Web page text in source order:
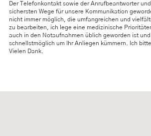
Der Telefonkontakt sowie der Anrufbeantworter
sichersten Wege für unsere Kommunikation
nicht immer möglich, die umfangreichen und
zu bearbeiten, ich lege eine medizinische
auch in den Notaufnahmen üblich geworden ist
schnellstmöglich um Ihr Anliegen kümmern. Ich
Vielen Dank.